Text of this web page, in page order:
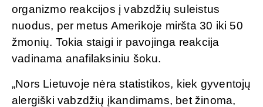
organizmo reakcijos į vabzdžių suleistus
nuodus, per metus Amerikoje miršta 30 iki 50
žmonių. Tokia staigi ir pavojinga reakcija
vadinama anafilaksiniu šoku.
„Nors Lietuvoje nėra statistikos, kiek gyventojų
alergiški vabzdžių įkandimams, bet žinoma,